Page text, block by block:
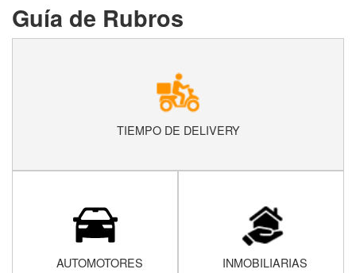
Guía de Rubros
TIEMPO DE DELIVERY
AUTOMOTORES INMOBILIARIAS